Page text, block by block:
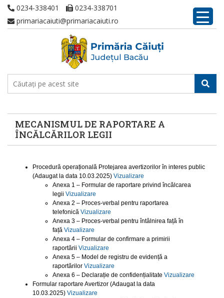
0234-338401
0234-338701
primariacaiuti@primariacaiuti.ro
MECANISMUL DE RAPORTARE A
ÎNCĂLCĂRILOR LEGII
Procedură operațională Protejarea avertizorilor în interes public
(Adaugat la data 10.03.2025) Vizualizare
Anexa 1 – Formular de raportare privind încălcarea
legii Vizualizare
Anexa 2 – Proces-verbal pentru raportarea
telefonică Vizualizare
Anexa 3 – Proces-verbal pentru întâlnirea față în
față Vizualizare
Anexa 4 – Formular de confirmare a primirii
raportării Vizualizare
Anexa 5 – Model de registru de evidență a
raportărilor Vizualizare
Anexa 6 – Declarație de confidențialitate Vizualizare
Formular raportare Avertizor (Adaugat la data
10.03.2025) Vizualizare